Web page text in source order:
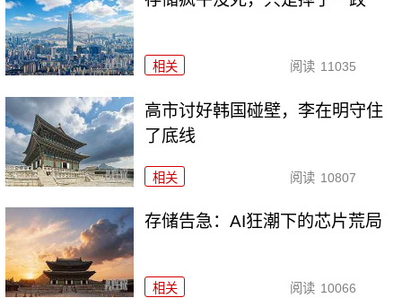
相关 阅读 11035
高市讨好韩国碰壁，李在明守住
了底线
相关 阅读 10807
存储告急：AI狂潮下的芯片荒局
相关 阅读 10066